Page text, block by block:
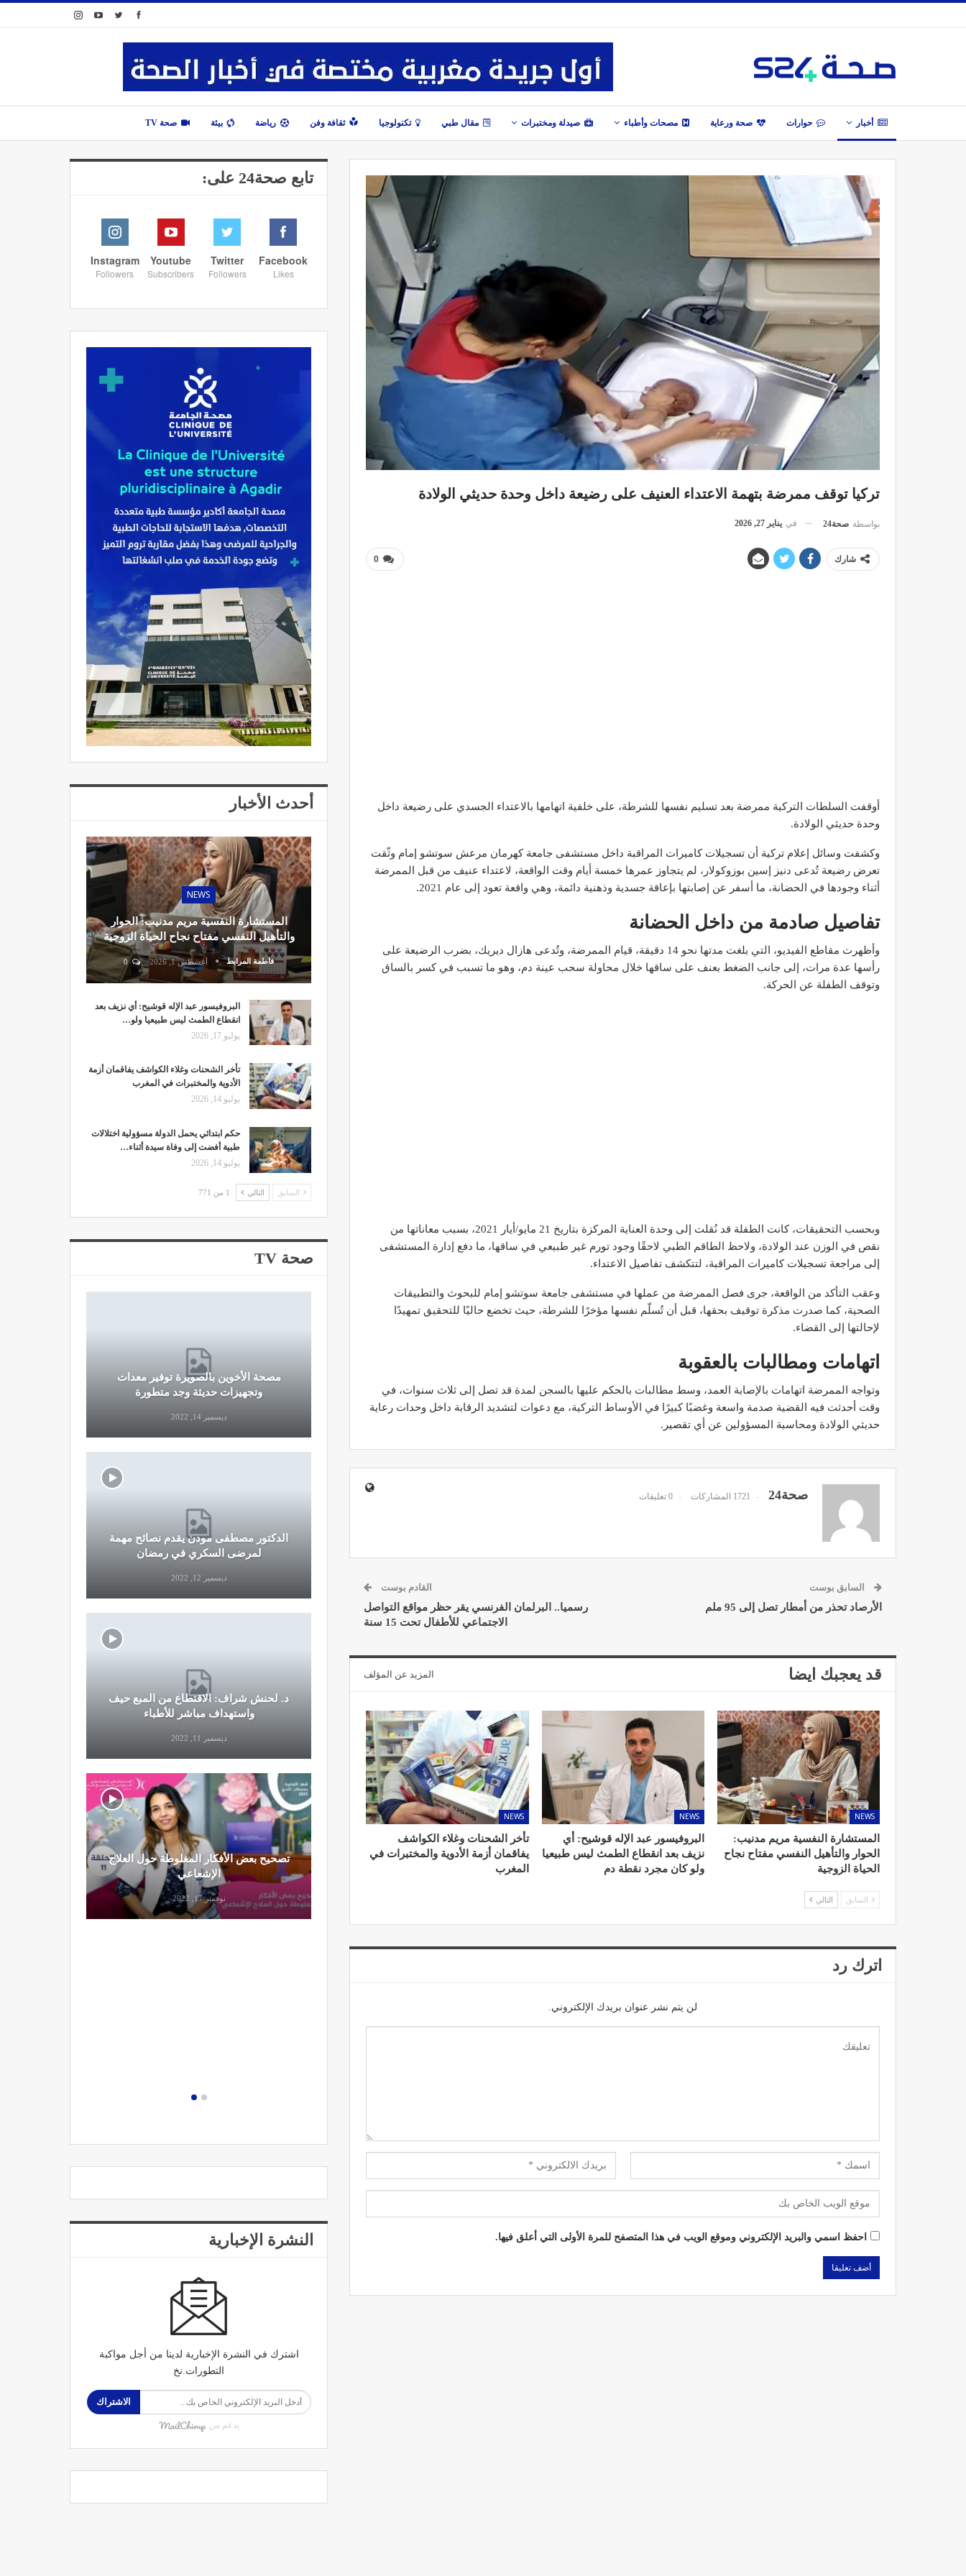
أخبار حوارات صحة ورعاية مصحات وأطباء صيدلة ومختبرات مقال طبي تكنولوجيا ثقافة وفن رياضة بيئة صحة TV
تركيا توقف ممرضة بتهمة الاعتداء العنيف على رضيعة داخل وحدة حديثي الولادة
بواسطة صحة24 في يناير 27, 2026
0 شارك
أوقفت السلطات التركية ممرضة بعد تسليم نفسها للشرطة، على خلفية اتهامها بالاعتداء الجسدي على رضيعة داخل
وحدة حديثي الولادة.
وكشفت وسائل إعلام تركية أن تسجيلات كاميرات المراقبة داخل مستشفى جامعة كهرمان مرعش سوتشو إمام وثّقت
تعرض رضيعة تُدعى دنيز إسين بوزوكولار، لم يتجاوز عمرها خمسة أيام وقت الواقعة، لاعتداء عنيف من قبل الممرضة
أثناء وجودها في الحضانة، ما أسفر عن إصابتها بإعاقة جسدية وذهنية دائمة، وهي واقعة تعود إلى عام 2021.
تفاصيل صادمة من داخل الحضانة
وأظهرت مقاطع الفيديو، التي بلغت مدتها نحو 14 دقيقة، قيام الممرضة، وتُدعى هازال ديريك، بضرب الرضيعة على
رأسها عدة مرات، إلى جانب الضغط بعنف على ساقها خلال محاولة سحب عينة دم، وهو ما تسبب في كسر بالساق
وتوقف الطفلة عن الحركة.
وبحسب التحقيقات، كانت الطفلة قد نُقلت إلى وحدة العناية المركزة بتاريخ 21 مايو/أيار 2021، بسبب معاناتها من
نقص في الوزن عند الولادة، ولاحظ الطاقم الطبي لاحقًا وجود تورم غير طبيعي في ساقها، ما دفع إدارة المستشفى
إلى مراجعة تسجيلات كاميرات المراقبة، لتتكشف تفاصيل الاعتداء.
وعقب التأكد من الواقعة، جرى فصل الممرضة من عملها في مستشفى جامعة سوتشو إمام للبحوث والتطبيقات
الصحية، كما صدرت مذكرة توقيف بحقها، قبل أن تُسلّم نفسها مؤخرًا للشرطة، حيث تخضع حاليًا للتحقيق تمهيدًا
لإحالتها إلى القضاء.
اتهامات ومطالبات بالعقوبة
وتواجه الممرضة اتهامات بالإصابة العمد، وسط مطالبات بالحكم عليها بالسجن لمدة قد تصل إلى ثلاث سنوات، في
وقت أحدثت فيه القضية صدمة واسعة وغضبًا كبيرًا في الأوساط التركية، مع دعوات لتشديد الرقابة داخل وحدات رعاية
حديثي الولادة ومحاسبة المسؤولين عن أي تقصير.
صحة24 1721 المشاركات 0 تعليقات
السابق بوست
الأرصاد تحذر من أمطار تصل إلى 95 ملم
القادم بوست
رسميا.. البرلمان الفرنسي يقر حظر مواقع التواصل
الاجتماعي للأطفال تحت 15 سنة
قد يعجبك ايضا المزيد عن المؤلف
NEWS
المستشارة النفسية مريم مدنيب:
الحوار والتأهيل النفسي مفتاح نجاح
الحياة الزوجية
NEWS
البروفيسور عبد الإله قوشيح: أي
نزيف بعد انقطاع الطمث ليس طبيعيا
ولو كان مجرد نقطة دم
NEWS
تأخر الشحنات وغلاء الكواشف
يفاقمان أزمة الأدوية والمختبرات في
المغرب
السابق التالي
اترك رد
لن يتم نشر عنوان بريدك الإلكتروني.
احفظ اسمي والبريد الإلكتروني وموقع الويب في هذا المتصفح للمرة الأولى التي أعلق فيها.
تابع صحة24 على:
Facebook
Likes
Twitter
Followers
Youtube
Subscribers
Instagram
Followers
أحدث الأخبار
NEWS
المستشارة النفسية مريم مدنيب: الحوار
والتأهيل النفسي مفتاح نجاح الحياة الزوجية
فاطمة المرابط أغسطس 1, 2026 0
البروفيسور عبد الإله قوشيح: أي نزيف بعد
انقطاع الطمث ليس طبيعيا ولو…
يوليو 17, 2026
تأخر الشحنات وغلاء الكواشف يفاقمان أزمة
الأدوية والمختبرات في المغرب
يوليو 14, 2026
حكم ابتدائي يحمل الدولة مسؤولية اختلالات
طبية أفضت إلى وفاة سيدة أثناء…
يوليو 14, 2026
السابق التالي 1 من 771
صحة TV
مصحة الأخوين بالصويرة توفير معدات
وتجهيزات حديثة وجد متطورة
ديسمبر 14, 2022
واستهداف مباشر للأطباء
تصحيح بعض الأفكار المغلوطة حول العلاج
الإشعاعي
والمداومة لمهنيي الصحة
تعزيز الصحة العامة
مارس 22, 2024
تحذير من تناول المحليات الصناعية.. ترفع
مصحة الأخوين بالصويرة توفير معدات
وتجهيزات حديثة وجد متطورة
ديسمبر 14, 2022
الدكتور مصطفى مودن يقدم نصائح مهمة
لمرضى السكري في رمضان
ديسمبر 12, 2022
د. لحنش شراف: الاقتطاع من المبع حيف
واستهداف مباشر للأطباء
ديسمبر 11, 2022
تصحيح بعض الأفكار المغلوطة حول العلاج
الإشعاعي
نوفمبر 17, 2022
النشرة الإخبارية
اشترك في النشرة الإخبارية لدينا من أجل مواكبة
التطورات.نخ
الاشتراك
بدعم من